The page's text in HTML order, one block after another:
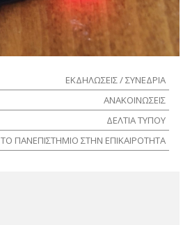
ΕΚΔΗΛΩΣΕΙΣ / ΣΥΝΕΔΡΙΑ
ΑΝΑΚΟΙΝΩΣΕΙΣ
ΔΕΛΤΙΑ ΤΥΠΟΥ
ΤΟ ΠΑΝΕΠΙΣΤΗΜΙΟ ΣΤΗΝ ΕΠΙΚΑΙΡΟΤΗΤΑ